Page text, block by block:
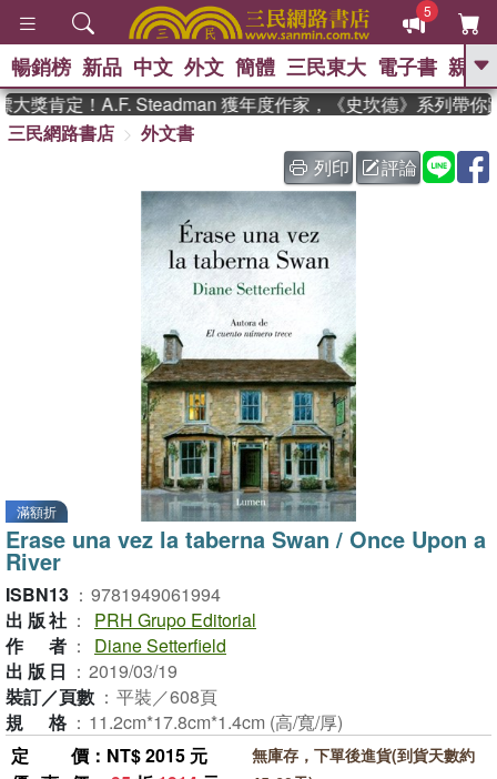
5
GO
The Odyssey 、 父親節 、 如果歷
史是一群喵 、 暑期推薦 、 國際布克
獎 臺灣漫遊錄 、 方念華
登輝時代 、 數學女孩：黎曼猜想
偉大的迷走神經
暢銷榜 新品 中文 外文 簡體 三民東大 電子書 親子
獎肯定！A.F. Steadman 獲年度作家，《史坎德》系列帶你
三民網路書店
外文書
列印
評論
滿額折
Erase una vez la taberna Swan / Once Upon a
River
ISBN13 ： 9781949061994
出版社 ：
PRH Grupo Editorial
作者 ：
Diane Setterfield
出版日 ： 2019/03/19
裝訂／頁數 ： 平裝／608頁
規格 ： 11.2cm*17.8cm*1.4cm (高/寬/厚)
定價 ：NT$ 2015 元
無庫存，下單後進貨(到貨天數約